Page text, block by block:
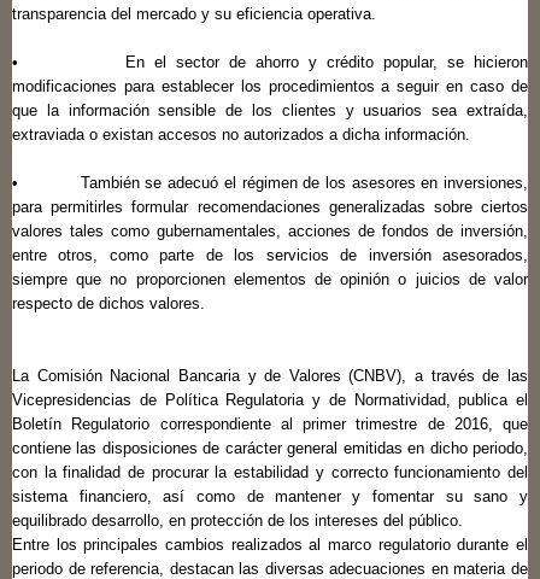
transparencia del mercado y su eficiencia operativa.
• En el sector de ahorro y crédito popular, se hicieron
modificaciones para establecer los procedimientos a seguir en caso de
que la información sensible de los clientes y usuarios sea extraída,
extraviada o existan accesos no autorizados a dicha información.
• También se adecuó el régimen de los asesores en inversiones,
para permitirles formular recomendaciones generalizadas sobre ciertos
valores tales como gubernamentales, acciones de fondos de inversión,
entre otros, como parte de los servicios de inversión asesorados,
siempre que no proporcionen elementos de opinión o juicios de valor
respecto de dichos valores.
La Comisión Nacional Bancaria y de Valores (CNBV), a través de las
Vicepresidencias de Política Regulatoria y de Normatividad, publica el
Boletín Regulatorio correspondiente al primer trimestre de 2016, que
contiene las disposiciones de carácter general emitidas en dicho periodo,
con la finalidad de procurar la estabilidad y correcto funcionamiento del
sistema financiero, así como de mantener y fomentar su sano y
equilibrado desarrollo, en protección de los intereses del público.
Entre los principales cambios realizados al marco regulatorio durante el
periodo de referencia, destacan las diversas adecuaciones en materia de